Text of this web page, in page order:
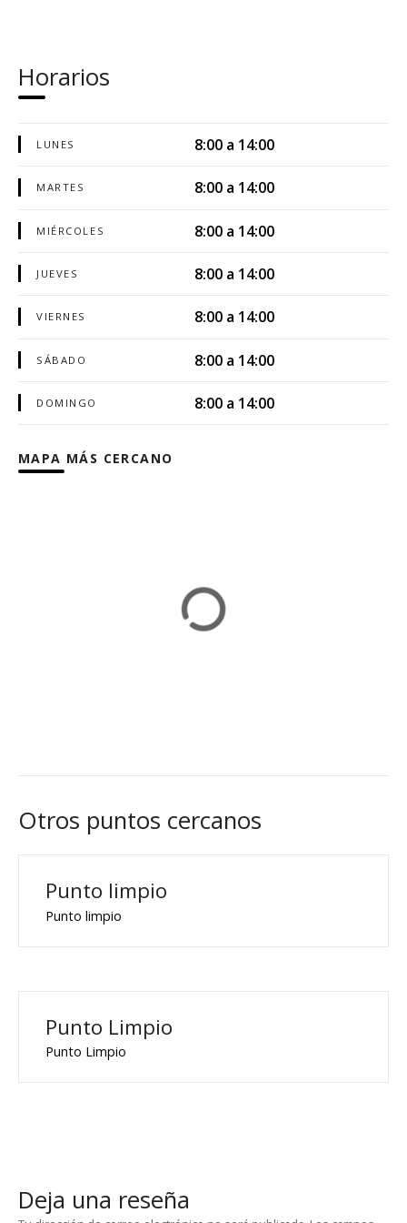
Horarios
LUNES 8:00 a 14:00
MARTES 8:00 a 14:00
MIÉRCOLES 8:00 a 14:00
JUEVES 8:00 a 14:00
VIERNES 8:00 a 14:00
SÁBADO 8:00 a 14:00
DOMINGO 8:00 a 14:00
MAPA MÁS CERCANO
Otros puntos cercanos
Punto limpio
Punto limpio
Punto Limpio
Punto Limpio
Deja una reseña